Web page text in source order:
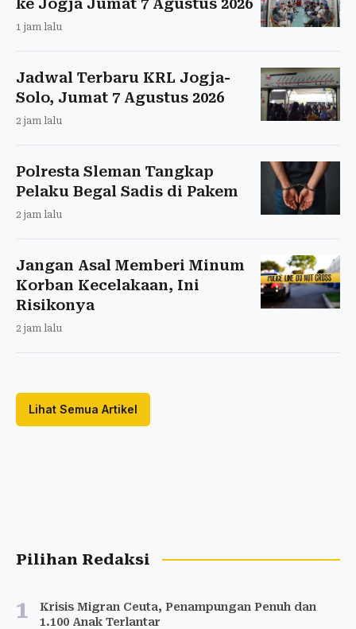
1 jam lalu
Jadwal Terbaru KRL Jogja-
Solo, Jumat 7 Agustus 2026
2 jam lalu
Polresta Sleman Tangkap
Pelaku Begal Sadis di Pakem
2 jam lalu
Jangan Asal Memberi Minum
Korban Kecelakaan, Ini
Risikonya
2 jam lalu
Lihat Semua Artikel
Pilihan Redaksi
1
Krisis Migran Ceuta, Penampungan Penuh dan
1.100 Anak Terlantar